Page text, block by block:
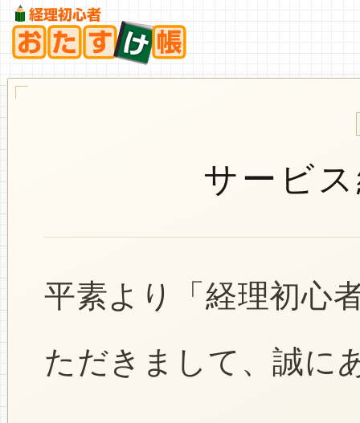
サービ
平素より「経理初心
ただきまして、誠に